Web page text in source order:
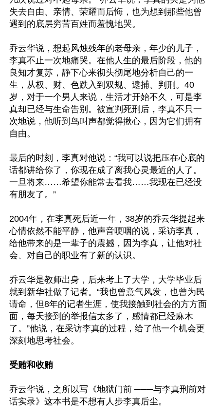
失去自由、亲情、荣耀而后悔，也为想到那些他曾
遇到的底层穷苦百姓而羞愧地哭。
乔云华说，想起风烛残年的老母亲，年少的儿子，
李真不止一次地痛哭。在他人生的最后阶段，他的
良知才复苏，静下心来彻头彻尾地分析自己的一
生，从权、财、色跌入到双规、逮捕、判刑。40
岁，对于一个男人来说，生活才开始不久，可是李
真却已经与生命告别。被宣判死刑后，李真不只一
次地说，他听到鸟叫声都觉得揪心，因为它们拥有
自由。
最后的时刻，李真对他说：“我可以说把压在心底的
话都讲给你了，你现在成了离我心灵最近的人了。
一旦将来……希望你能常去看我……我现在已经没
有朋友了。”
2004年，在李真死后近一年，38岁的乔云华提起来
心情依然不能平静，他声音哽咽的说，采访李真，
给他带来的是一辈子的震撼，因为李真，让他对社
会、对自己的职业有了新的认识。
乔云华是教师出身，后来考上了大学，大学毕业后
就到新华社做了记者。“我也曾意气风发，也曾为民
请命，但8年的记者生涯，使我接触到社会的方方面
面，每天接到的举报信太多了，感情都已经麻木
了。”他说，在采访李真的过程，给了他一个机会更
深刻地思考社会。
受贿和收贿
乔云华说，之所以写《地狱门前 ───与李真刑前对
话实录》这本书是不想有人步李真后尘。